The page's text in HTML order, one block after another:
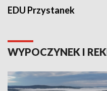
EDU Przystanek
WYPOCZYNEK I